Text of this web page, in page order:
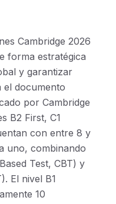
Cambridge 2026
forma estratégica
y garantizar
el documento
por Cambridge
B2 First, C1
con entre 8 y
uno, combinando
Test, CBT) y
El nivel B1
10